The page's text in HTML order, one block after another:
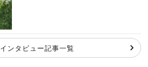
インタビュー記事一覧